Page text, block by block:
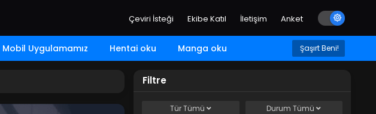
Çeviri İsteği Ekibe Katıl İletişim Anket
Mobil Uygulamamız Hentai oku Manga oku Şaşırt Beni!
Filtre
TürTümü DurumTümü